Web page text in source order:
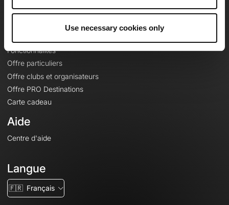
Use necessary cookies only
Fonctionnalités
Offre particuliers
Offre clubs et organisateurs
Offre PRO Destinations
Carte cadeau
Aide
Centre d'aide
Langue
🇫🇷 Français